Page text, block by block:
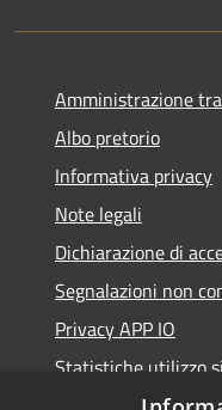
Amministrazione
Albo pretorio
Informativa privacy
Note legali
Dichiarazione di
Segnalazioni non
Privacy APP IO
Statistiche utilizzo